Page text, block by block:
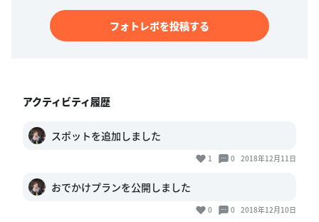
フォトレポを投稿する
アクティビティ履歴
スポットを追加しました
1 0 2018年12月11日
おでかけプランを公開しました
0 0 2018年12月10日